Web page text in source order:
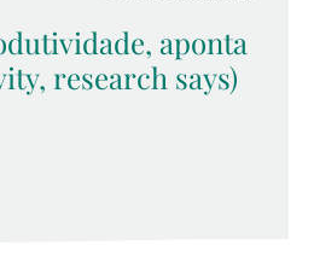
aponta
research says)